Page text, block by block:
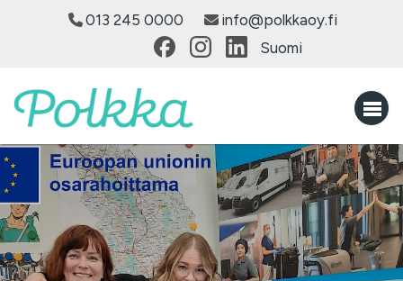
013 245 0000
info@polkkaoy.fi
Suomi